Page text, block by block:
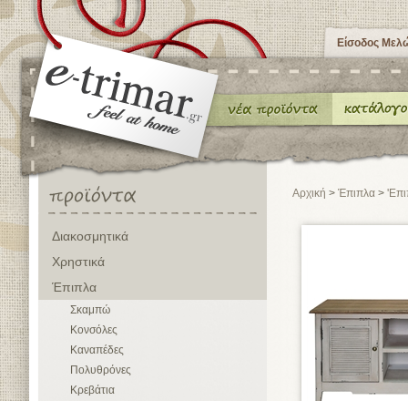
Είσοδος
Διακοσμητικά
Χρηστικά
Έπιπλα
Σκαμπώ
Κονσόλες
Καναπέδες
Πολυθρόνες
Κρεβάτια
Αρχική > Έπιπλα >